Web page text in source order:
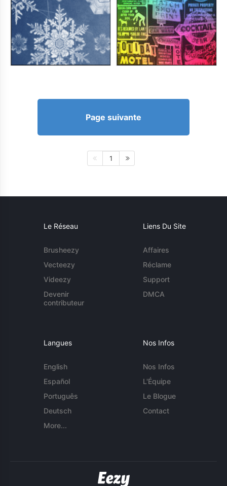
Page suivante
1
Le Réseau
Brusheezy
Vecteezy
Videezy
Devenir
contributeur
Liens Du Site
Affaires
Réclame
Support
DMCA
Langues
English
Español
Português
Deutsch
More...
Nos Infos
Nos Infos
L'Équipe
Le Blogue
Contact